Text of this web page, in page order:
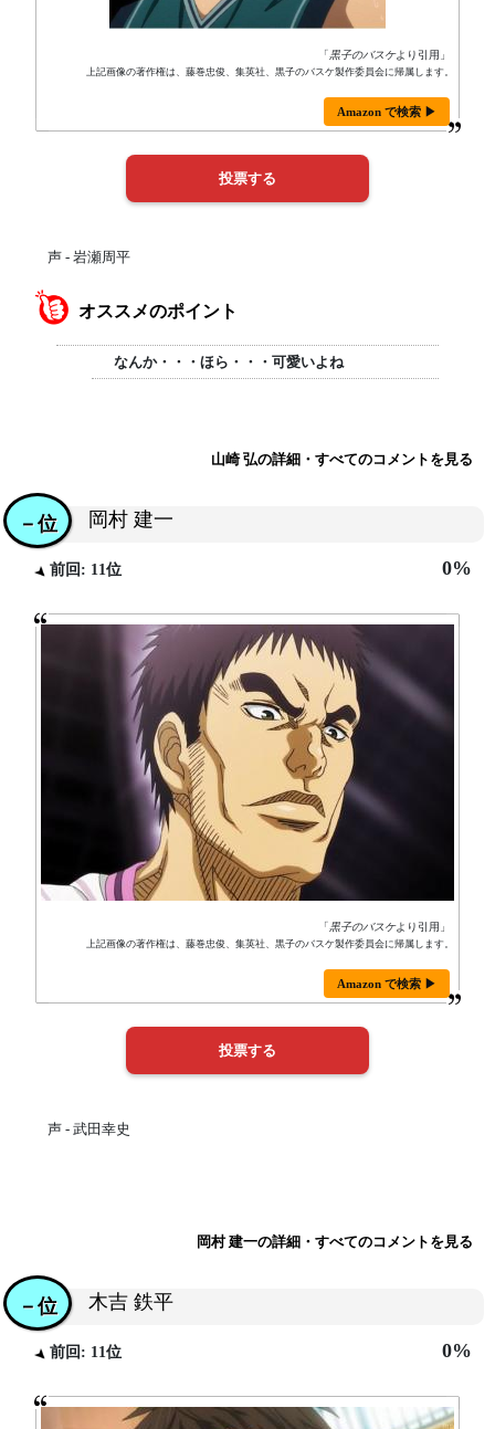
「黒子のバスケより引用」
上記画像の著作権は、藤巻忠俊、集英社、黒子のバスケ製作委員会に帰属します。
Amazon で検索 ▶
声 - 岩瀬周平
オススメのポイント
なんか・・・ほら・・・可愛いよね
山崎 弘の詳細・すべてのコメントを見る
岡村 建一
－位
前回: 11位 0%
「黒子のバスケより引用」
上記画像の著作権は、藤巻忠俊、集英社、黒子のバスケ製作委員会に帰属します。
Amazon で検索 ▶
声 - 武田幸史
岡村 建一の詳細・すべてのコメントを見る
木吉 鉄平
－位
前回: 11位 0%